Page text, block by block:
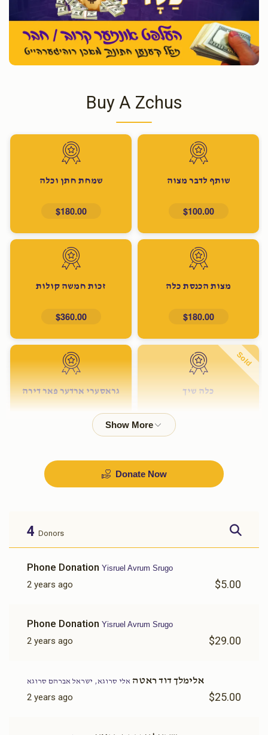
Buy A Zchus
שותף לדבר מצוה
$100.00
שמחת חתן וכלה
$180.00
מצות הכנסת כלה
$180.00
זכות חמשה קולות
$360.00
Sold
כלה שיך גראסערי ארדער פאר דירה
Sold
$1,500.00
Sold
Donate Now
4 Donors
Phone Donation Yisruel Avrum Srugo
2 years ago $5.00
Phone Donation Yisruel Avrum Srugo
2 years ago $29.00
אלימלך דוד ראטה אלי סרוגא, ישראל אברהם סרוגא
2 years ago $25.00